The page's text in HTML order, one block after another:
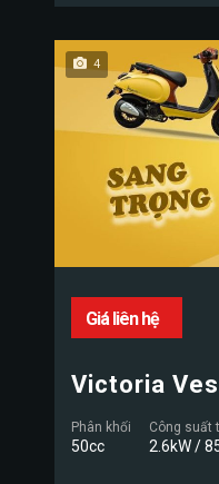
4
Giá liên hệ
Victoria
Phân khối
50cc
Công suất
2.6kW /